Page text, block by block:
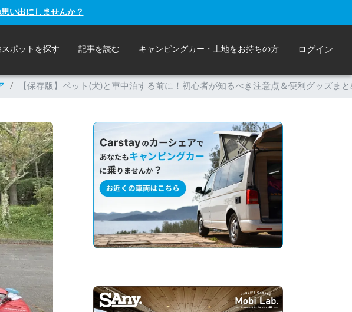
い出にしませんか？
ポットを探す 記事を読む キャンピングカー・土地をお持ちの方 ログイン
/ 【保存版】ペット(犬)と車中泊する前に！初心者が知るべき注意点＆便利グッズまと